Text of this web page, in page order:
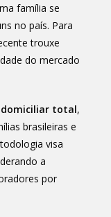
família se
no país. Para
trouxe
do mercado
domiciliar total,
brasileiras e
visa
a
por